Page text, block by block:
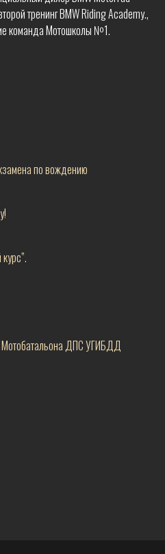
тренинг BMW Riding Academy.,
команда Мотошколы №1.
по вождению
Мотобатальона ДПС УГИБДД